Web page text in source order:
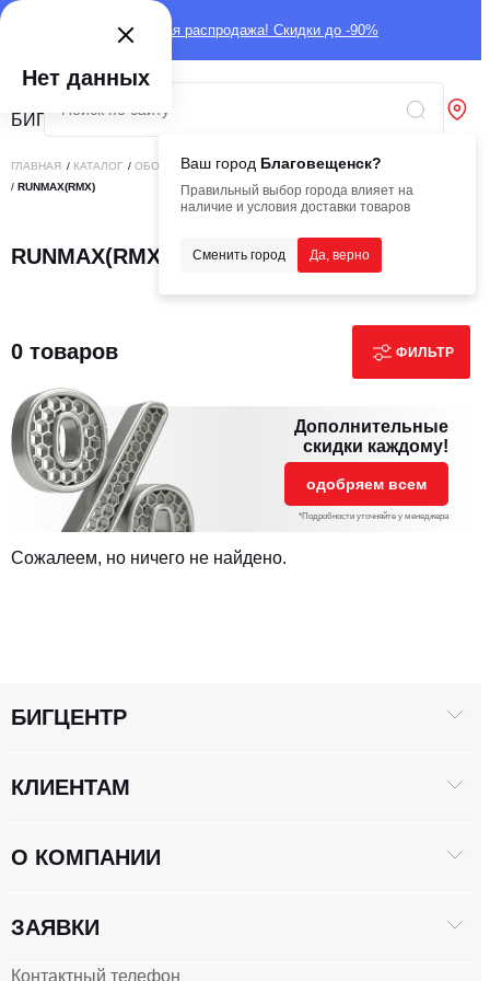
Глобальная распродажа! Скидки до -90%
Ваш город Благовещенск?
Правильный выбор города влияет на
наличие и условия доставки товаров
Сменить город Да, верно
ГЛАВНАЯ / КАТАЛОГ / ОБОРУДОВАНИЕ /СТРОИТЕЛЬНОЕ ОБОРУДОВАНИЕ
/ RUNMAX(RMX)
RUNMAX(RMX)
0 товаров ФИЛЬТР
Дополнительные
скидки каждому!
одобряем всем
*Подробности уточняйте у менеджера
Сожалеем, но ничего не найдено.
Контактный телефон
БИГЦЕНТР
КЛИЕНТАМ
О КОМПАНИИ
ЗАЯВКИ
Нет данных